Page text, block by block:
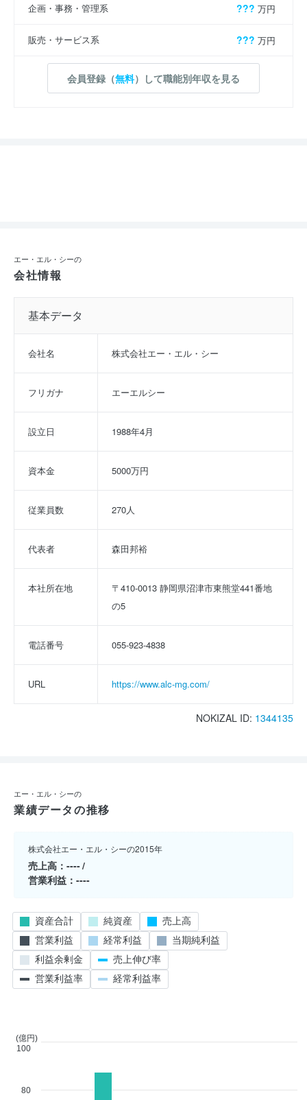
企画・事務・管理系 ??? 万円
販売・サービス系 ??? 万円
会員登録（無料）して職能別年収を見る
エー・エル・シーの
会社情報
基本データ
会社名 株式会社エー・エル・シー
フリガナ エーエルシー
設立日 1988年4月
資本金 5000万円
従業員数 270人
代表者 森田邦裕
本社所在地
〒410-0013 静岡県沼津市東熊堂441番地
の5
電話番号 055-923-4838
URL https://www.alc-mg.com/
NOKIZAL ID: 1344135
エー・エル・シーの
業績データの推移
株式会社エー・エル・シーの2015年
売上高
----
営業利益
----
80
(億円)
100
資産合計 純資産
売上高
営業利益
経常利益
当期純利益
利益余剰金
売上伸び率
営業利益率
経常利益率